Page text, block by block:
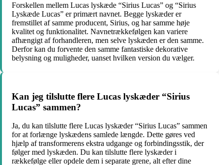
Forskellen mellem Lucas lyskæde “Sirius Lucas” og “Sirius
Lyskæde Lucas” er primært navnet. Begge lyskæder er
fremstillet af samme producent, Sirius, og har samme høje
kvalitet og funktionalitet. Navnetrækkefølgen kan variere
afhængigt af forhandleren, men selve lyskæden er den samme.
Derfor kan du forvente den samme fantastiske dekorative
belysning og muligheder, uanset hvilken version du vælger.
Kan jeg tilslutte flere Lucas lyskæder “Sirius
Lucas” sammen?
Ja, du kan tilslutte flere Lucas lyskæder “Sirius Lucas” sammen
for at forlænge lyskædens samlede længde. Dette gøres ved
hjælp af transformerens ekstra udgange og forbindingsstik, der
følger med lyskæden. Du kan tilslutte flere lyskæder i
rækkefølge eller opdele dem i separate grene, alt efter dine